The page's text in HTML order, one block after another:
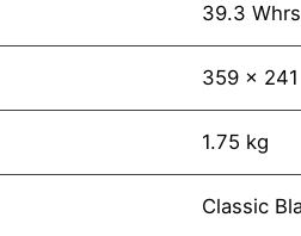
39.3 Whrs
359 x
1.75 kg
Classic